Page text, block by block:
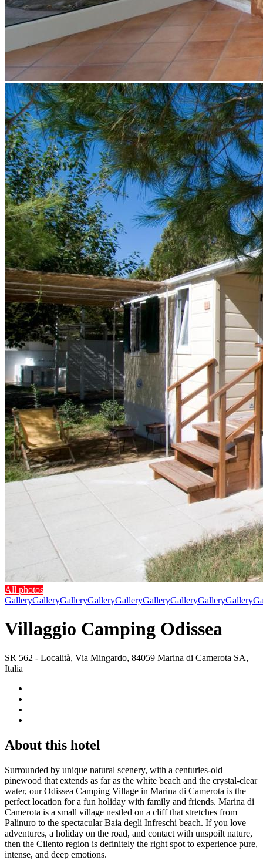
All photos
GalleryGalleryGalleryGalleryGalleryGalleryGalleryGalleryGallery
Villaggio Camping Odissea
SR 562 - Località, Via Mingardo, 84059 Marina di Camerota SA,
Italia
About this hotel
Surrounded by unique natural scenery, with a centuries-old
pinewood that extends as far as the white beach and the crystal-clear
water, our Odissea Camping Village in Marina di Camerota is the
perfect location for a fun holiday with family and friends. Marina di
Camerota is a small village nestled on a cliff that stretches from
Palinuro to the spectacular Baia degli Infreschi beach. If you love
adventures, a holiday on the road, and contact with unspoilt nature,
then the Cilento region is definitely the right spot to experience pure,
intense, and deep emotions.